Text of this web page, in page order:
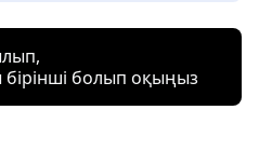
болып оқыңыз